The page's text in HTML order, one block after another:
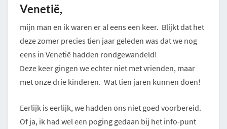
Venetië,
mijn man en ik waren er al eens een keer. Blijkt dat het
deze zomer precies tien jaar geleden was dat we nog
eens in Venetië hadden rondgewandeld!
Deze keer gingen we echter niet met vrienden, maar
met onze drie kinderen. Wat tien jaren kunnen doen!
Eerlijk is eerlijk, we hadden ons niet goed voorbereid.
Of ja, ik had wel een poging gedaan bij het info-punt